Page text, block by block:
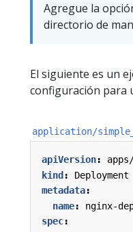
Agregue la
directorio de
El siguiente es un
configuración para
application/
apiVersion:
kind :
Deployment
metadata:
name:
nginx-
spec: